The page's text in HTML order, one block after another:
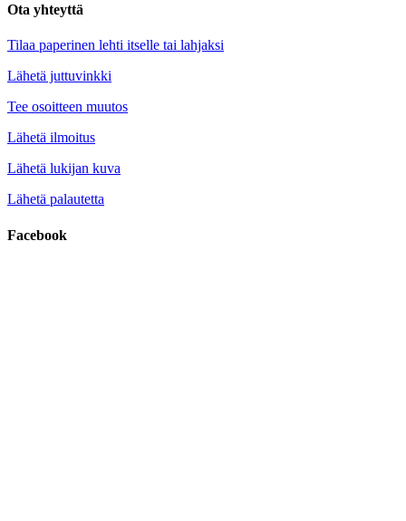
Ota yhteyttä
Tilaa paperinen lehti itselle tai lahjaksi
Lähetä juttuvinkki
Tee osoitteen muutos
Lähetä ilmoitus
Lähetä lukijan kuva
Lähetä palautetta
Facebook